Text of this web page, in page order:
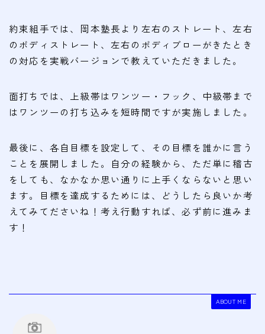
無料体験
道場について
指導部紹介
安全への取り組み
Q＆A
約束組手では、岡本塾長より左右のストレート、左右
のボディストレート、左右のボディブローがきたとき
の対応を実戦バージョンで教えていただきました。
面打ちでは、上級帯はワンツー・フック、中級帯まで
はワンツーの打ち込みを短時間ですが実施しました。
最後に、各自目標を設定して、その目標を誰かに言う
ことを展開しました。自分の経験から、ただ単に稽古
をしても、なかなか思い通りに上手くならないと思い
ます。目標を達成するためには、どうしたら良いか考
えてみてださいね！考え行動すれば、必ず前に進みま
す！
ABOUT ME